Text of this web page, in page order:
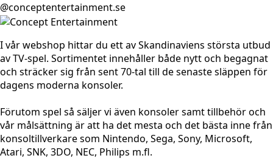
@conceptentertainment.se
I vår webshop hittar du ett av Skandinaviens största utbud
av TV-spel. Sortimentet innehåller både nytt och begagnat
och sträcker sig från sent 70-tal till de senaste släppen för
dagens moderna konsoler.
Förutom spel så säljer vi även konsoler samt tillbehör och
vår målsättning är att ha det mesta och det bästa inne från
konsoltillverkare som Nintendo, Sega, Sony, Microsoft,
Atari, SNK, 3DO, NEC, Philips m.fl.